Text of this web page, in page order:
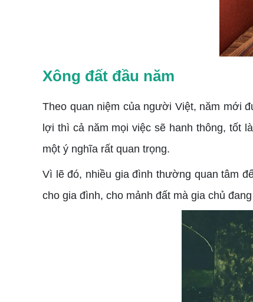
Xông đất đầu năm
Theo quan niệm của người Việt, năm mới
lợi thì cả năm mọi việc sẽ hanh thông, tốt
một ý nghĩa rất quan trọng.
Vì lẽ đó, nhiều gia đình thường quan tâm
cho gia đình, cho mảnh đất mà gia chủ